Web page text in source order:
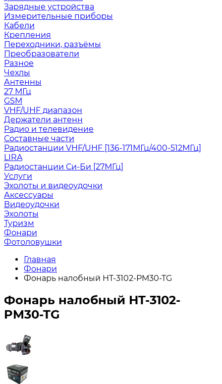
Зарядные устройства
Измерительные приборы
Кабели
Крепления
Переходники, разъёмы
Преобразователи
Разное
Чехлы
Антенны
27 МГц
GSM
VHF/UHF диапазон
Держатели антенн
Радио и телевидение
Составные части
Радиостанции VHF/UHF [136-171МГц/400-512МГц]
LIRA
Радиостанции Си-Би [27МГц]
Услуги
Эхолоты и видеоудочки
Аксессуары
Видеоудочки
Эхолоты
Туризм
Фонари
Фотоловушки
Главная
Фонари
Фонарь налобный HT-3102-PM30-TG
Фонарь налобный HT-3102-
PM30-TG